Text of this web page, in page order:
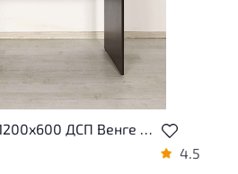
Стол прямой 1200x600 ДСП Венге Россия
4.5